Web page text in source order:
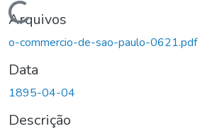
Carregando...
Arquivos
o-commercio-de-sao-paulo-0621.pdf
Data
1895-04-04
Descrição